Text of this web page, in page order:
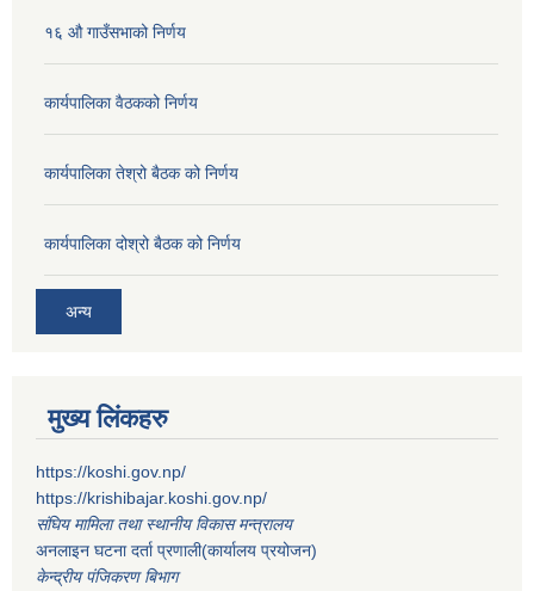
१६ औ गाउँसभाको निर्णय
कार्यपालिका वैठकको निर्णय
कार्यपालिका तेश्रो बैठक को निर्णय
कार्यपालिका दोश्रो बैठक को निर्णय
अन्य
मुख्य लिंकहरु
https://koshi.gov.np/
https://krishibajar.koshi.gov.np/
संघिय मामिला तथा स्थानीय विकास मन्त्रालय
अनलाइन घटना दर्ता प्रणाली(कार्यालय प्रयोजन)
केन्द्रीय पंजिकरण बिभाग